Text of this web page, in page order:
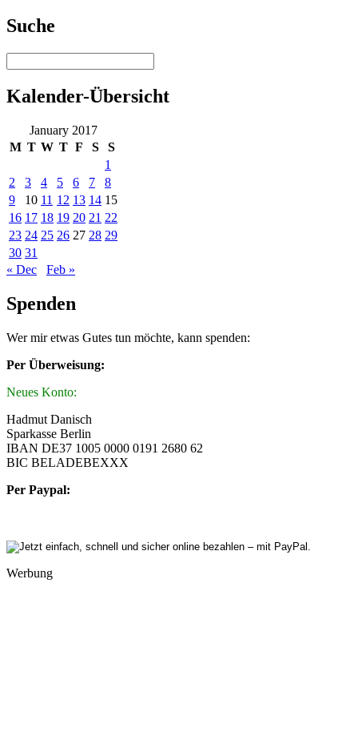
Suche
Kalender-Übersicht
January 2017
M T W T F S
S
1
2
3 4 5 6 7
8
9
10 11 12 13 14 15
16 17 18 19 20 21 22
23 24 25 26 27 28 29
30 31
« Dec
Feb »
Spenden
Wer mir etwas Gutes tun möchte, kann spenden:
Per Überweisung:
Neues Konto:
Hadmut Danisch
Sparkasse Berlin
IBAN DE37 1005 0000 0191 2680 62
BIC BELADEBEXXX
Per Paypal:
Werbung